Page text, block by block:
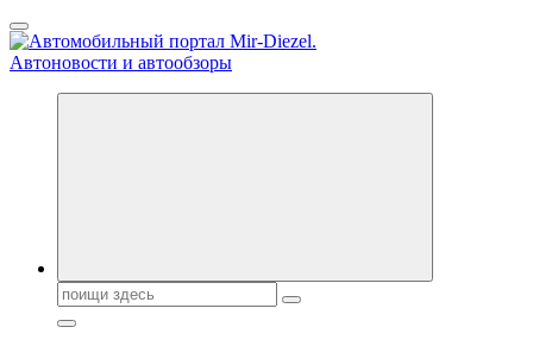
Перейти
к
содержанию
Справочник автомобилиста. Обзор новинок популярных
Поиск: